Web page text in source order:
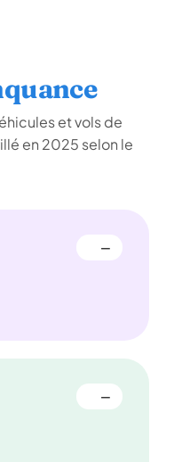
et vols de
en 2025 selon le
—
—